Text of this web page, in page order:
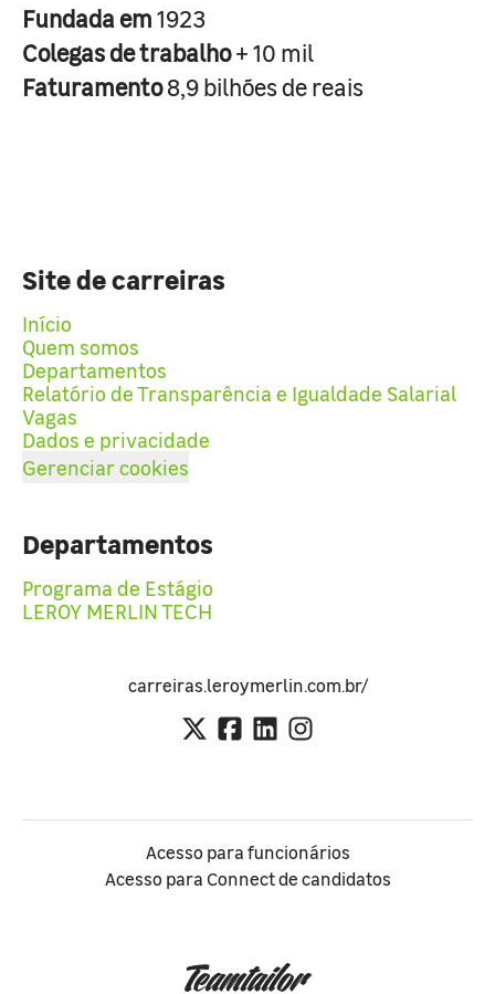
Fundada em1923
Colegas de trabalho+ 10 mil
Faturamento8,9 bilhões de reais
Site de carreiras
Início
Quem somos
Departamentos
Relatório de Transparência e Igualdade Salarial
Vagas
Dados e privacidade
Gerenciar cookies
Departamentos
Programa de Estágio
LEROY MERLIN TECH
carreiras.leroymerlin.com.br/
Acesso para funcionários
Acesso para Connect de candidatos